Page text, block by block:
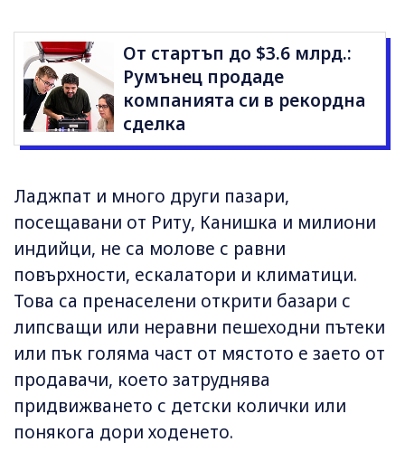
От стартъп до $3.6 млрд.:
Румънец продаде
компанията си в рекордна
сделка
Ладжпат и много други пазари,
посещавани от Риту, Канишка и милиони
индийци, не са молове с равни
повърхности, ескалатори и климатици.
Това са пренаселени открити базари с
липсващи или неравни пешеходни пътеки
или пък голяма част от мястото е заето от
продавачи, което затруднява
придвижването с детски колички или
понякога дори ходенето.